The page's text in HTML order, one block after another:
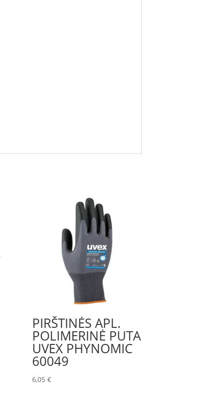
PIRŠTINĖS APL.
POLIMERINĖ PUTA
UVEX PHYNOMIC
60049
6,05€